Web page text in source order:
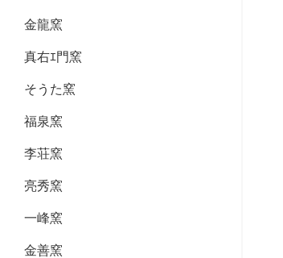
金龍窯
真右ｴ門窯
そうた窯
福泉窯
李荘窯
亮秀窯
一峰窯
金善窯